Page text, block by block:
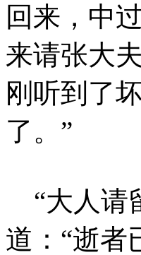
回来，中
来请张大
刚听到了
了。”
“大人请
道：“逝者